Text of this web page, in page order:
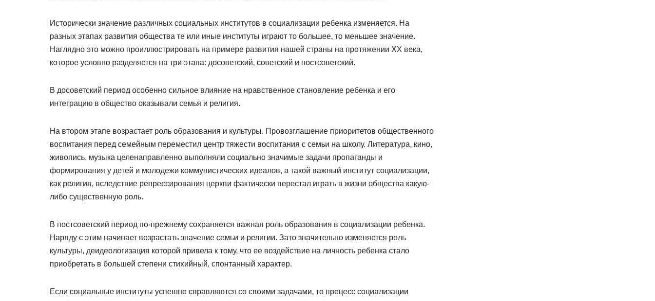
Исторически значение различных социальных институтов в социализации ребенка изменяется. На
разных этапах развития общества те или иные институты играют то большее, то меньшее значение.
Наглядно это можно проиллюстрировать на примере развития нашей страны на протяжении XX века,
которое условно разделяется на три этапа: досоветский, советский и постсоветский.
В досоветский период особенно сильное влияние на нравственное становление ребенка и его
интеграцию в общество оказывали семья и религия.
На втором этапе возрастает роль образования и культуры. Провозглашение приоритетов общественного
воспитания перед семейным переместил центр тяжести воспитания с семьи на школу. Литература, кино,
живопись, музыка целенаправленно выполняли социально значимые задачи пропаганды и
формирования у детей и молодежи коммунистических идеалов, а такой важный институт социализации,
как религия, вследствие репрессирования церкви фактически перестал играть в жизни общества какую-
либо существенную роль.
В постсоветский период по-прежнему сохраняется важная роль образования в социализации ребенка.
Наряду с этим начинает возрастать значение семьи и религии. Зато значительно изменяется роль
культуры, деидеологизация которой привела к тому, что ее воздействие на личность ребенка стало
приобретать в большей степени стихийный, спонтанный характер.
Если социальные институты успешно справляются со своими задачами, то процесс социализации